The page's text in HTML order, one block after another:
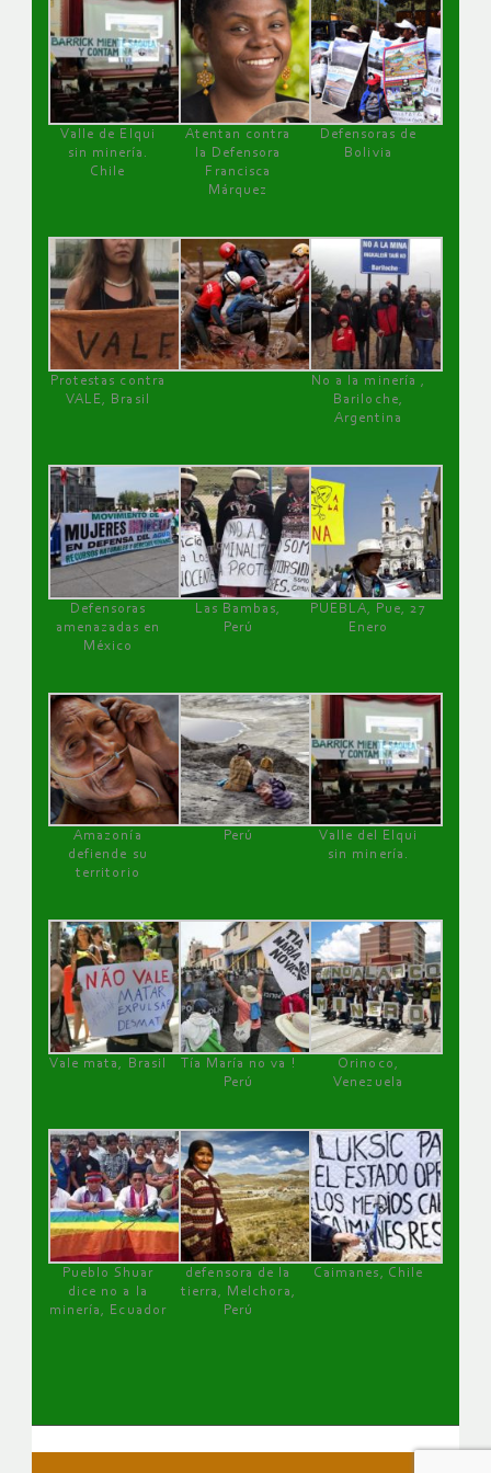
Valle de Elqui
sin minería.
Chile
Atentan contra
la Defensora
Francisca
Márquez
Defensoras de
Bolivia
Protestas contra
VALE, Brasil
No a la minería ,
Bariloche,
Argentina
Defensoras
amenazadas en
México
Las Bambas,
Perú
PUEBLA, Pue, 27
Enero
Amazonía
defiende su
territorio
Perú
Valle del Elqui
sin minería.
Vale mata, Brasil
Tía María no va !
Perú
Orinoco,
Venezuela
Pueblo Shuar
dice no a la
minería, Ecuador
defensora de la
tierra, Melchora,
Perú
Caimanes, Chile